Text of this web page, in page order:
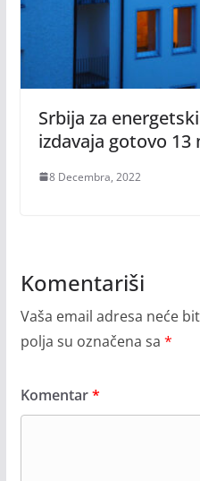
Srbija za
izdavaja gotovo 13
8 Decembra, 2022
Komentariši
Vaša email adresa neće
polja su označena sa *
Komentar*